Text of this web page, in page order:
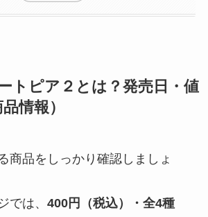
トピア２とは？発売日・値
情報）
商品をしっかり確認しましょ
では、 400円（税込）・全4種